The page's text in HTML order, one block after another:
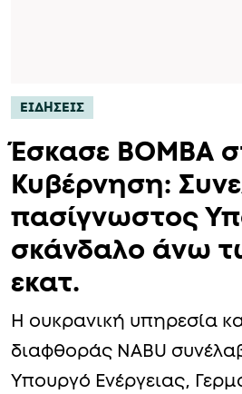
ΕΙΔΗΣΕΙΣ
Έσκασε ΒΟΜΒΑ
Κυβέρνηση:
πασίγνωστος
σκάνδαλο άνω
εκατ.
Η ουκρανική υπηρεσία
διαφθοράς NABU
Υπουργό Ενέργειας,